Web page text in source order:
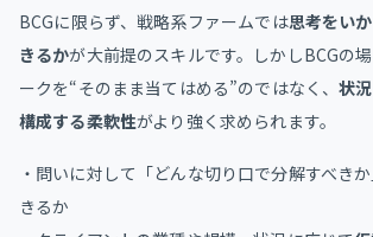
BCGに限らず、戦略系ファームでは思考をい
きるかが大前提のスキルです。しかしBCGの
ークを“そのまま当てはめる”のではなく、状
構成する柔軟性がより強く求められます。
・問いに対して「どんな切り口で分解すべき
きるか